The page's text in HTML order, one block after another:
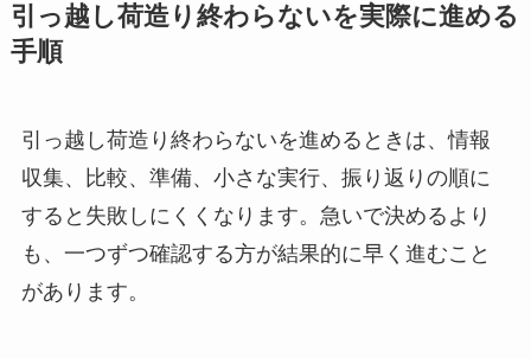
引っ越し荷造り終わらないを実際に進める
手順
引っ越し荷造り終わらないを進めるときは、情報
収集、比較、準備、小さな実行、振り返りの順に
すると失敗しにくくなります。急いで決めるより
も、一つずつ確認する方が結果的に早く進むこと
があります。